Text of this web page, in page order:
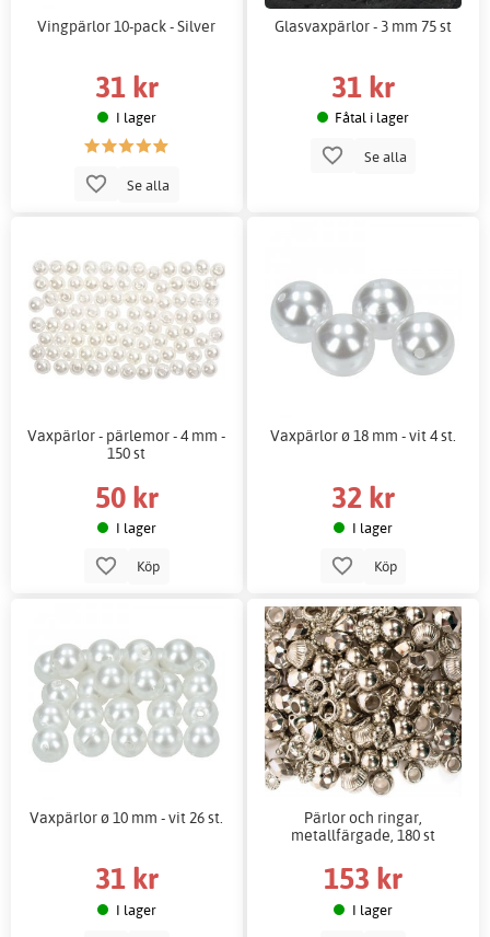
Vingpärlor 10-pack - Silver
31 kr
I lager
Se alla
Glasvaxpärlor - 3 mm 75 st
31 kr
Fåtal i lager
Se alla
Vaxpärlor - pärlemor - 4 mm -
150 st
50 kr
I lager
Köp
Vaxpärlor ø 18 mm - vit 4 st.
32 kr
I lager
Köp
Vaxpärlor ø 10 mm - vit 26 st.
31 kr
I lager
Pärlor och ringar,
metallfärgade, 180 st
153 kr
I lager